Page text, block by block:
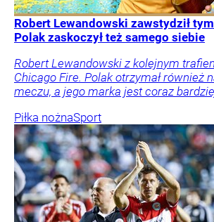
Robert Lewandowski zawstydził
Polak zaskoczył też samego siebie
Robert Lewandowski z kolejnym
Chicago Fire. Polak otrzymał również
meczu, a jego marka jest coraz
Piłka nożnaSport